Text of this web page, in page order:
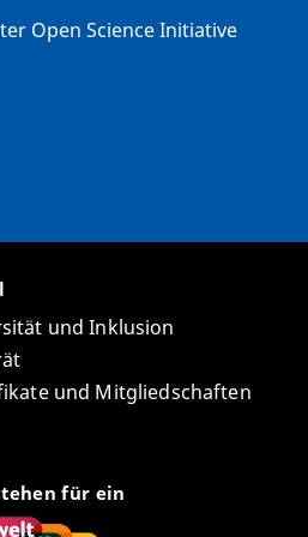
Open Science Initiative
und Inklusion
und Mitgliedschaften
für ein